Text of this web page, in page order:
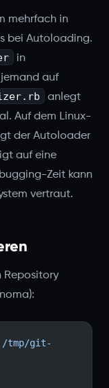
mehrfach in
bei Autoloading.
in
auf
anlegt
Auf dem Linux-
der Autoloader
auf eine
Zeit kann
vertraut.
Repository
/tmp/git-